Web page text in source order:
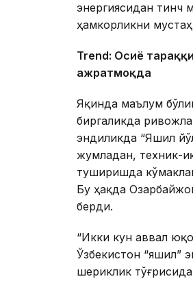
энергиясидан тинч
ҳамкорликни
Trend: Осиё
ажратмоқда
Яқинда маълум
биргаликда
эндиликда “Яшил
жумладан, техник-
туширишда
Бу ҳақда
берди.
“Икки кун аввал
Ўзбекистон “яшил”
шериклик